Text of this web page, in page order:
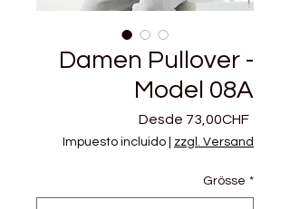
Damen Pullover -
Model 08A
Desde 73,00CHFPrecio
oferta
Impuesto incluido zzgl. Versand
Grösse *